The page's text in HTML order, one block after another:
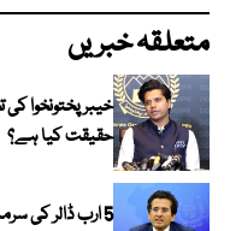
متعلقہ خبریں
خیبر پختونخوا
حقیقت کیا ہے؟
5 ارب ڈالر کی